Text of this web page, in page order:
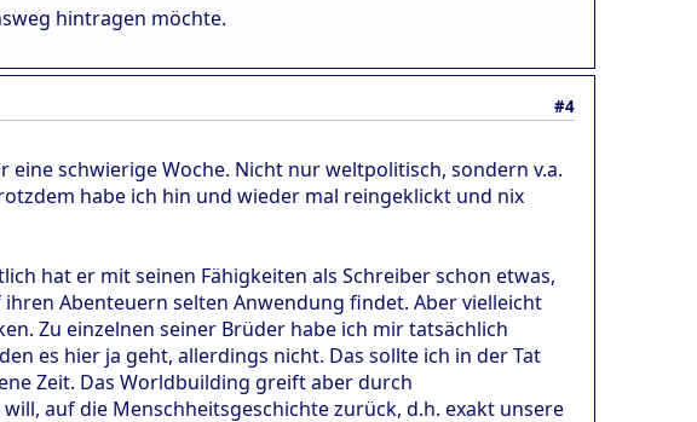
hintragen möchte.
#4
eine schwierige Woche. Nicht nur weltpolitisch, sondern v.a.
habe ich hin und wieder mal reingeklickt und nix
hat er mit seinen Fähigkeiten als Schreiber schon etwas,
Abenteuern selten Anwendung findet. Aber vielleicht
Zu einzelnen seiner Brüder habe ich mir tatsächlich
es hier ja geht, allerdings nicht. Das sollte ich in der Tat
Zeit. Das Worldbuilding greift aber durch
auf die Menschheitsgeschichte zurück, d.h. exakt unsere